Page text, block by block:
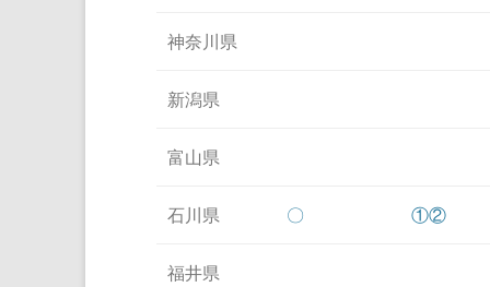
神奈川県
新潟県
富山県
石川県 〇 ①②
福井県